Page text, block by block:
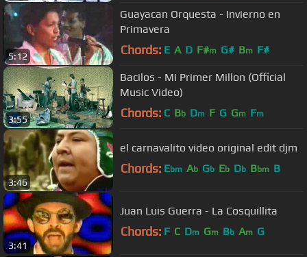
5:12
Guayacan Orquesta - Invierno en
Primavera
Chords: E A D F#m G# Bm F#
3:55
Bacilos - Mi Primer Millon (Official
Music Video)
Chords: C Bb Dm F G Gm Fm
3:46
el carnavalito video original edit djm
Chords: Ebm Ab Gb Eb Db Bbm B
3:41
Juan Luis Guerra - La Cosquillita
Chords: F C Dm Gm Bb Am G